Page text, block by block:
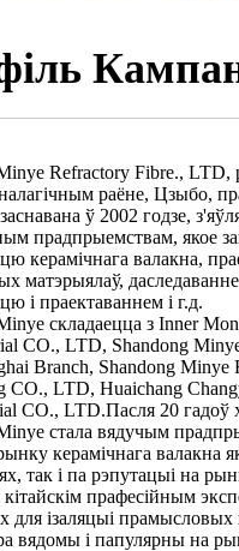
Refractory Fibre., LTD,
раёне, Цзыбо,
ў 2002 годзе,
прадпрыемствам, якое
керамічнага валакна,
матэрыялаў,
і праектаваннем і г.д.
складаецца з Inner
CO., LTD, Shandong
Branch, Shandong Minye
CO., LTD, Huaichang
CO., LTD.Пасля 20 гадоў
стала вядучым
керамічнага валакна
так і па рэпутацыі на
прафесійным
для ізаляцыі прамысловых
вядомы і папулярны на